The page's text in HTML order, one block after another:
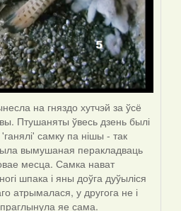
на гняздо хутчэй за ўсё
Птушаняты ўвесь дзень былі
самку па нішы - так
вымушаная перакладваць
месца. Самка нават
шпака і яны доўга дуўыліся
атрымалася, у другога не і
яе сама.